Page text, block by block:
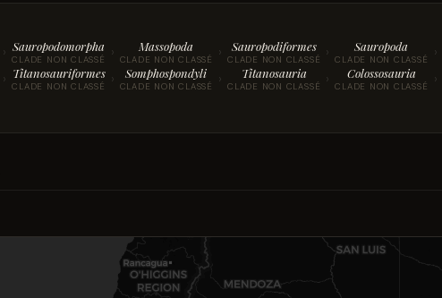
› Sauropodomorpha
CLADE NON CLASSÉ › Massopoda
CLADE NON CLASSÉ › Sauropodiformes
CLADE NON CLASSÉ › Sauropoda
CLADE NON CLASSÉ ›
› Titanosauriformes
CLADE NON CLASSÉ › Somphospondyli
CLADE NON CLASSÉ › Titanosauria
CLADE NON CLASSÉ › Colossosauria
CLADE NON CLASSÉ ›